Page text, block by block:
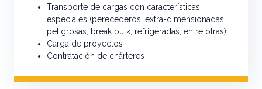
Transporte de cargas con características
especiales (perecederos, extra-dimensionadas,
peligrosas, break bulk, refrigeradas, entre otras)
Carga de proyectos
Contratación de chárteres